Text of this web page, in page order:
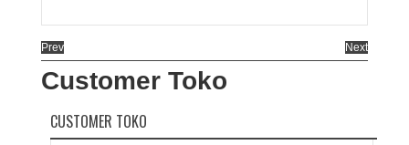
Prev Next
Customer Toko
CUSTOMER TOKO